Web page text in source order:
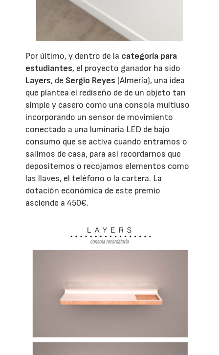
Por último, y dentro de la categoría para
estudiantes, el proyecto ganador ha sido
Layers, de Sergio Reyes (Almería), una idea
que plantea el rediseño de de un objeto tan
simple y casero como una consola multiuso
incorporando un sensor de movimiento
conectado a una luminaria LED de bajo
consumo que se activa cuando entramos o
salimos de casa, para así recordarnos que
depositemos o recojamos elementos como
las llaves, el teléfono o la cartera. La
dotación económica de este premio
asciende a 450€.